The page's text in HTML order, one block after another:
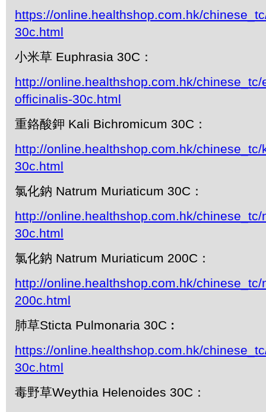
https://online.healthshop.com.hk/
30c.html
小米草 Euphrasia 30C：
http://online.healthshop.com.hk/chinese_tc/
officinalis-30c.html
重鉻酸鉀 Kali Bichromicum 30C：
http://online.healthshop.com.hk/
30c.html
氯化鈉 Natrum Muriaticum 30C：
http://online.healthshop.com.hk/
30c.html
氯化鈉 Natrum Muriaticum 200C：
http://online.healthshop.com.hk/
200c.html
肺草Sticta Pulmonaria 30C︰
https://online.healthshop.com.hk/
30c.html
毒野草Weythia Helenoides 30C：